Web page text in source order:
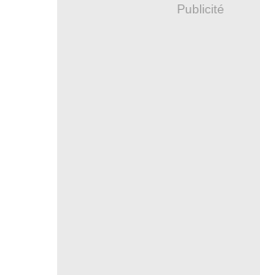
Publicité